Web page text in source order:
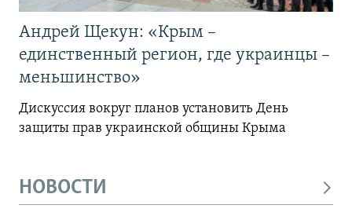
Андрей Щекун: «Крым –
единственный регион, где украинцы –
меньшинство»
Дискуссия вокруг планов установить День
защиты прав украинской общины Крыма
НОВОСТИ